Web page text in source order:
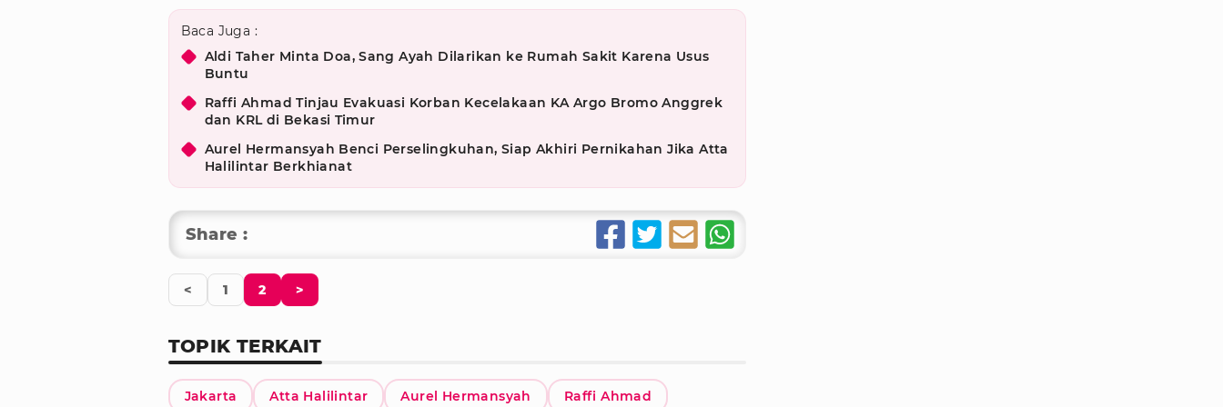
Baca Juga :
Aldi Taher Minta Doa, Sang Ayah Dilarikan ke Rumah Sakit Karena Usus
Buntu
Raffi Ahmad Tinjau Evakuasi Korban Kecelakaan KA Argo Bromo Anggrek
dan KRL di Bekasi Timur
Aurel Hermansyah Benci Perselingkuhan, Siap Akhiri Pernikahan Jika Atta
Halilintar Berkhianat
Share :
< 1 2 >
TOPIK TERKAIT
Jakarta Atta Halilintar Aurel Hermansyah Raffi Ahmad